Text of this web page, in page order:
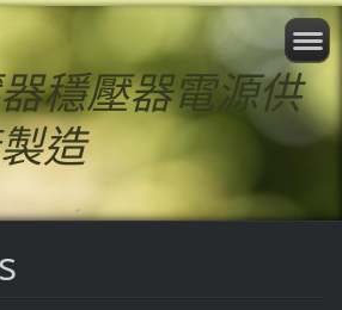
穩壓器電源供
造